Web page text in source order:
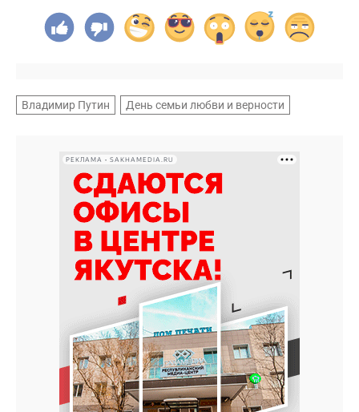
Владимир Путин День семьи любви и верности
РЕКЛАМА • SAKHAMEDIA.RU